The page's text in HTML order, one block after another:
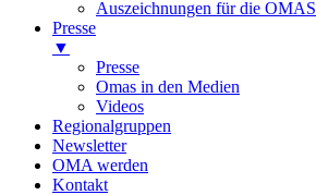
Auszeichnungen für die OMAS
Presse
▼
Presse
Omas in den Medien
Videos
Regionalgruppen
Newsletter
OMA werden
Kontakt